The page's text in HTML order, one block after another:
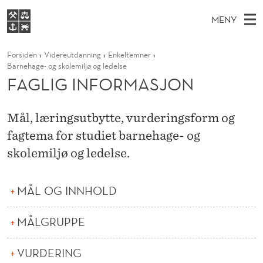
F
A
G
L
G
N
O
M
MENY
O
V
E
D
M
E
VIDEREUTDANNING
BIBLIOTEKET
Ø
K
I
N
E
S
T
E
D
T
Studier
Forskning
Alumni
Forsiden Videreutdanning
Enkeltemner
Barnehage- og skolemiljø og ledelse
FAGLIG INFORMASJON
Mål, læringsutbytte, vurderingsform og
fagtema for studiet barnehage- og
skolemiljø og ledelse.
MÅL OG INNHOLD
MÅLGRUPPE
VURDERING